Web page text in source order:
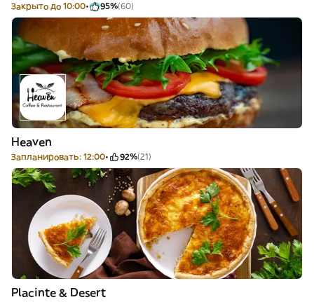
Закрыто до 10:00 95%(60)
Heaven
Запланировать: 12:00 92%(21)
Placinte & Desert